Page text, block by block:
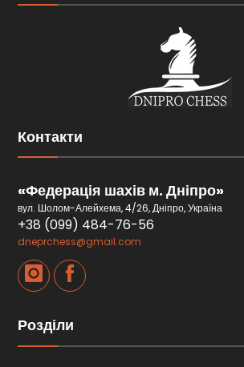
Контакти
«Федерація шахів м. Дніпро»
вул. Шолом-Алейхема, 4/26, Дніпро, Україна
+38 (099) 484-76-56
dneprchess@gmail.com
Розділи